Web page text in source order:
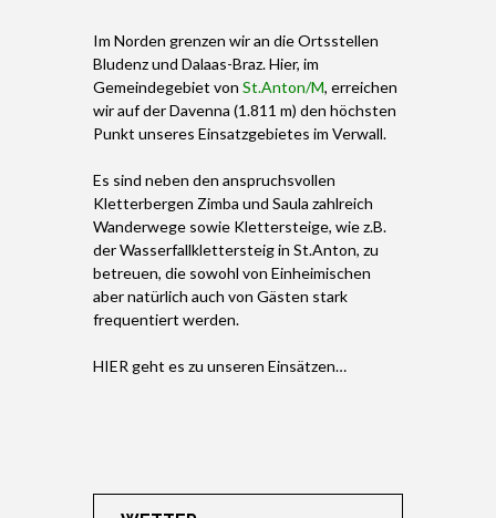
Im Norden grenzen wir an die Ortsstellen
Bludenz und Dalaas-Braz. Hier, im
Gemeindegebiet von St.Anton/M, erreichen
wir auf der Davenna (1.811 m) den höchsten
Punkt unseres Einsatzgebietes im Verwall.
Es sind neben den anspruchsvollen
Kletterbergen Zimba und Saula zahlreich
Wanderwege sowie Klettersteige, wie z.B.
der Wasserfallklettersteig in St.Anton, zu
betreuen, die sowohl von Einheimischen
aber natürlich auch von Gästen stark
frequentiert werden.
HIER geht es zu unseren Einsätzen…